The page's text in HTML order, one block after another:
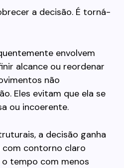
a decisão. É torná-
envolvem
alcance ou reordenar
não
Eles evitam que ela se
ou incoerente.
a decisão ganha
com contorno claro
tempo com menos